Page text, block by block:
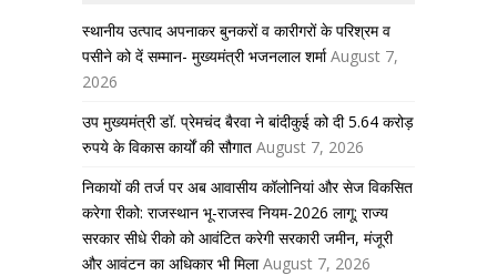
स्थानीय उत्पाद अपनाकर बुनकरों व कारीगरों के परिश्रम व
पसीने को दें सम्मान- मुख्यमंत्री भजनलाल शर्मा August 7,
2026
उप मुख्यमंत्री डॉ. प्रेमचंद बैरवा ने बांदीकुई को दी 5.64 करोड़
रुपये के विकास कार्यों की सौगात August 7, 2026
निकायों की तर्ज पर अब आवासीय कॉलोनियां और सेज विकसित
करेगा रीको: राजस्थान भू-राजस्व नियम-2026 लागू; राज्य
सरकार सीधे रीको को आवंटित करेगी सरकारी जमीन, मंजूरी
और आवंटन का अधिकार भी मिला August 7, 2026